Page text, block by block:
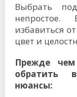
Выбрать
избавиться
цвет и
Прежде чем
обратить
нюансы: